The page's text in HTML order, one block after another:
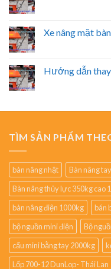
Xe nâng mặt
Hướng dẫn thay
TÌM SẢN PHẨM
bàn nâng nhật
Bàn nâng
Bàn nâng thủy lực 350kg cao
bàn nâng điện 1000kg
bán
bộ nguồn mini điện
Bộ
cẩu mini bằng tay 2000kg
Lốp 700-12 DunLop- Thái Lan